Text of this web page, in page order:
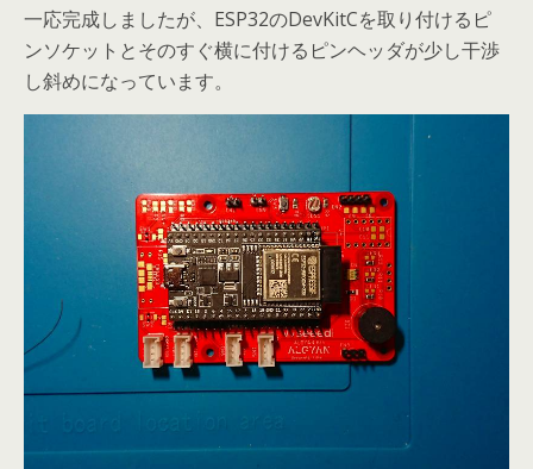
一応完成しましたが、ESP32のDevKitCを取り付けるピ
ンソケットとそのすぐ横に付けるピンヘッダが少し干渉
し斜めになっています。